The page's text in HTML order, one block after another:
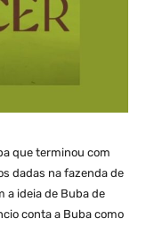
que terminou com
dadas na fazenda de
a ideia de Buba de
conta a Buba como